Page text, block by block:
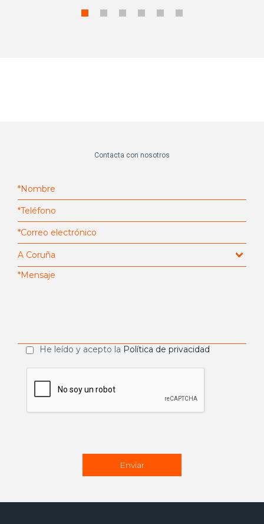
Contacta con nosotros
He leído y acepto la Política de privacidad